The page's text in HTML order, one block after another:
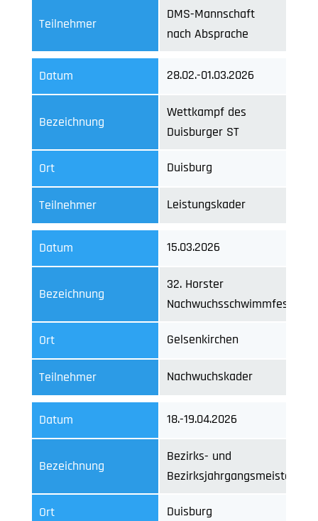
Teilnehmer
DMS-Mannschaft
nach Absprache
Datum
Bezeichnung
Ort
Teilnehmer
28.02.-01.03.2026
Wettkampf des
Duisburger ST
Duisburg
Leistungskader
Datum
Bezeichnung
Ort
Teilnehmer
15.03.2026
32. Horster
Nachwuchsschwimmfest
Gelsenkirchen
Nachwuchskader
Datum
Bezeichnung
Ort
18.-19.04.2026
Bezirks- und
Duisburg